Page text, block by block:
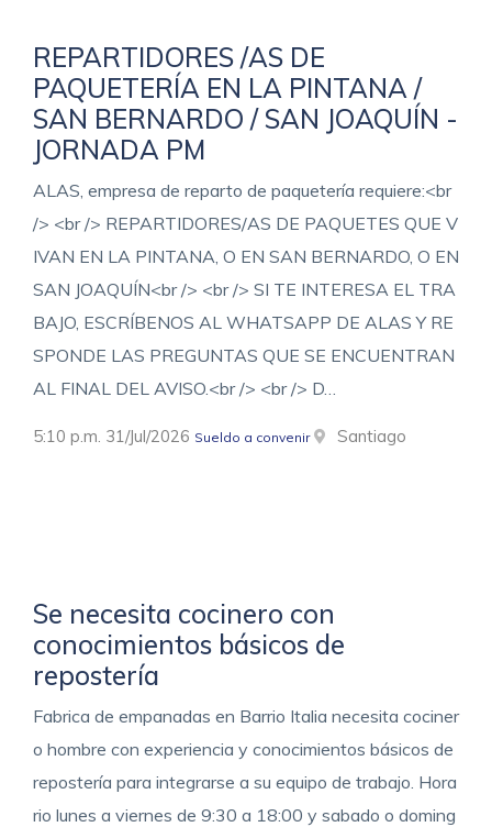
REPARTIDORES /AS DE
PAQUETERÍA EN LA PINTANA /
SAN BERNARDO / SAN JOAQUÍN -
JORNADA PM
ALAS, empresa de reparto de paquetería requiere:<br
/> <br /> REPARTIDORES/AS DE PAQUETES QUE V
IVAN EN LA PINTANA, O EN SAN BERNARDO, O EN
SAN JOAQUÍN<br /> <br /> SI TE INTERESA EL TRA
BAJO, ESCRÍBENOS AL WHATSAPP DE ALAS Y RE
SPONDE LAS PREGUNTAS QUE SE ENCUENTRAN
AL FINAL DEL AVISO.<br /> <br /> D…
5:10 p.m. 31/Jul/2026 Sueldo a convenir Santiago
Se necesita cocinero con
conocimientos básicos de
repostería
Fabrica de empanadas en Barrio Italia necesita cociner
o hombre con experiencia y conocimientos básicos de
repostería para integrarse a su equipo de trabajo. Hora
rio lunes a viernes de 9:30 a 18:00 y sabado o doming